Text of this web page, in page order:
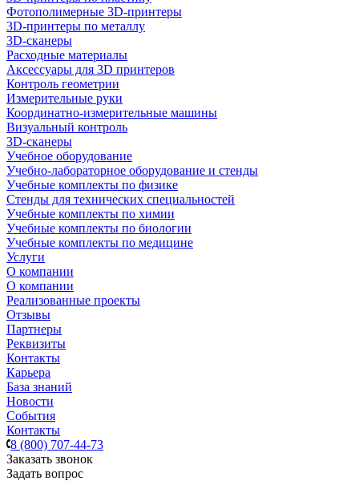
Фотополимерные 3D-принтеры
3D-принтеры по металлу
3D-сканеры
Расходные материалы
Аксессуары для 3D принтеров
Контроль геометрии
Измерительные руки
Координатно-измерительные машины
Визуальный контроль
3D-сканеры
Учебное оборудование
Учебно-лабораторное оборудование и стенды
Учебные комплекты по физике
Стенды для технических специальностей
Учебные комплекты по химии
Учебные комплекты по биологии
Учебные комплекты по медицине
Услуги
О компании
О компании
Реализованные проекты
Отзывы
Партнеры
Реквизиты
Контакты
Карьера
База знаний
Новости
События
Контакты
8 (800) 707-44-73
Заказать звонок
Задать вопрос